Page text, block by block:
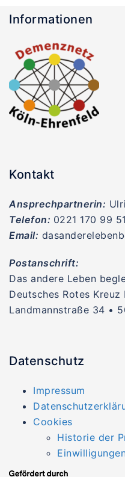
Informationen
Kontakt
Ansprechpartnerin:
Telefon: 0221 170 99
Email:
Postanschrift:
Das andere Leben
Deutsches Rotes Kreuz
Landmannstraße 34 •
Datenschutz
Impressum
Cookies
Historie der